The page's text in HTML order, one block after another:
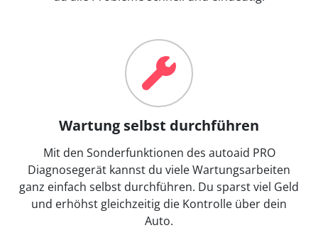
Wartung selbst durchführen
Mit den Sonderfunktionen des autoaid PRO
Diagnosegerät kannst du viele Wartungsarbeiten
ganz einfach selbst durchführen. Du sparst viel Geld
und erhöhst gleichzeitig die Kontrolle über dein
Auto.